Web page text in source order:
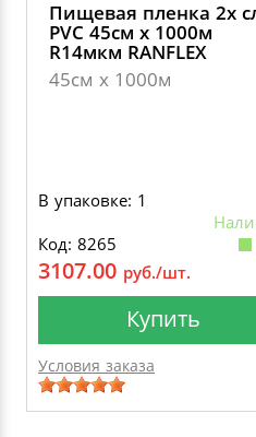
Пищевая пленка 2х
PVC 45см х 1000м
R14мкм RANFLEХ
45см х 1000м
В упаковке: 1
Код: 8265
3107.00 руб./шт.
Купить
Условия заказа